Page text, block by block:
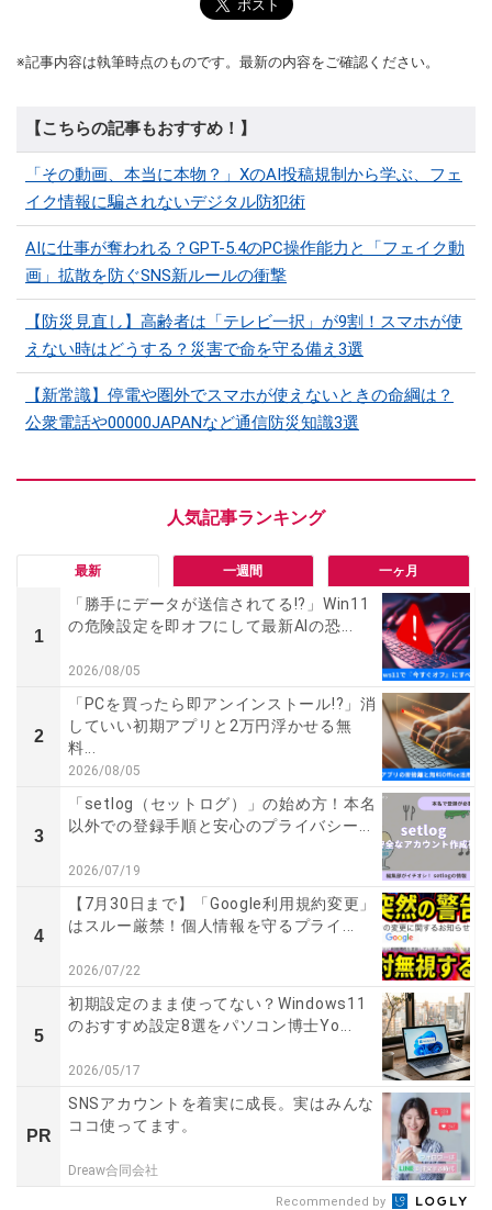
※記事内容は執筆時点のものです。最新の内容をご確認ください。
【こちらの記事もおすすめ！】
「その動画、本当に本物？」XのAI投稿規制から学ぶ、フェ
イク情報に騙されないデジタル防犯術
AIに仕事が奪われる？GPT-5.4のPC操作能力と「フェイク動
画」拡散を防ぐSNS新ルールの衝撃
【防災見直し】高齢者は「テレビ一択」が9割！スマホが使
えない時はどうする？災害で命を守る備え3選
【新常識】停電や圏外でスマホが使えないときの命綱は？
公衆電話や00000JAPANなど通信防災知識3選
最新 一週間 一ヶ月
1
「勝手にデータが送信されてる!?」Win11
の危険設定を即オフにして最新AIの恐...
2026/08/05
2
「PCを買ったら即アンインストール!?」消
していい初期アプリと2万円浮かせる無
料...
2026/08/05
3
「setlog（セットログ）」の始め方！本名
以外での登録手順と安心のプライバシー...
2026/07/19
4
【7月30日まで】「Google利用規約変更」
はスルー厳禁！個人情報を守るプライ...
2026/07/22
5
初期設定のまま使ってない？Windows11
のおすすめ設定8選をパソコン博士Yo...
2026/05/17
PR
SNSアカウントを着実に成長。実はみんな
ココ使ってます。
Dreaw合同会社
Recommended by